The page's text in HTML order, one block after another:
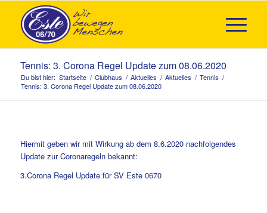
Tennis: 3. Corona Regel Update zum 08.06.2020
Du bist hier: Startseite / Clubhaus / Aktuelles / Aktuelles / Tennis /
Tennis: 3. Corona Regel Update zum 08.06.2020
Hiermit geben wir mit Wirkung ab dem 8.6.2020 nachfolgendes
Update zur Coronaregeln bekannt:
3.Corona Regel Update für SV Este 0670